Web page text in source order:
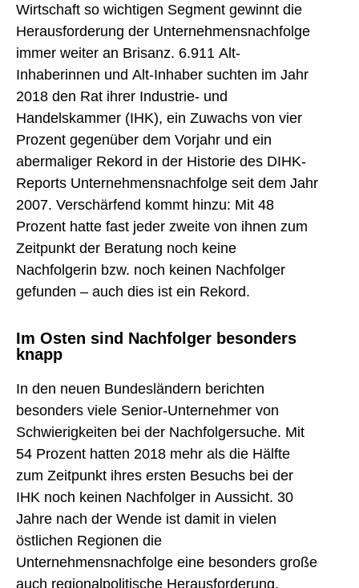
Wirtschaft so wichtigen Segment gewinnt die
Herausforderung der Unternehmensnachfolge
immer weiter an Brisanz. 6.911 Alt-
Inhaberinnen und Alt-Inhaber suchten im Jahr
2018 den Rat ihrer Industrie- und
Handelskammer (IHK), ein Zuwachs von vier
Prozent gegenüber dem Vorjahr und ein
abermaliger Rekord in der Historie des DIHK-
Reports Unternehmensnachfolge seit dem Jahr
2007. Verschärfend kommt hinzu: Mit 48
Prozent hatte fast jeder zweite von ihnen zum
Zeitpunkt der Beratung noch keine
Nachfolgerin bzw. noch keinen Nachfolger
gefunden – auch dies ist ein Rekord.
Im Osten sind Nachfolger besonders
knapp
In den neuen Bundesländern berichten
besonders viele Senior-Unternehmer von
Schwierigkeiten bei der Nachfolgersuche. Mit
54 Prozent hatten 2018 mehr als die Hälfte
zum Zeitpunkt ihres ersten Besuchs bei der
IHK noch keinen Nachfolger in Aussicht. 30
Jahre nach der Wende ist damit in vielen
östlichen Regionen die
Unternehmensnachfolge eine besonders große
auch regionalpolitische Herausforderung.